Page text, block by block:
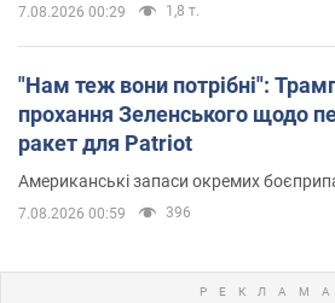
7.08.2026 00:29 1,8 т.
"Нам теж вони потрібні":
прохання Зеленського щодо
ракет для Patriot
Американські запаси окремих
7.08.2026 00:59 396